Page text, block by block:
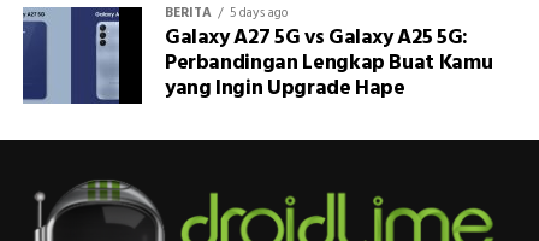
BERITA 5 days ago
Galaxy A27 5G vs Galaxy A25 5G:
Perbandingan Lengkap Buat Kamu
yang Ingin Upgrade Hape